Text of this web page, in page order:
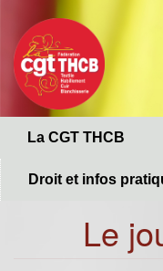
contenu
principal
La CGT THCB
Droit et infos
Le